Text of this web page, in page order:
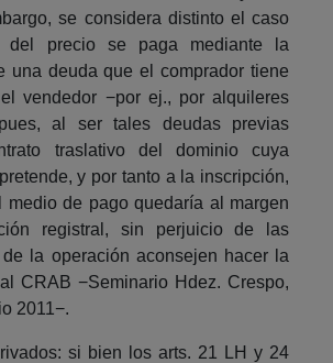
se considera distinto el caso
del precio se paga mediante la
una deuda que el comprador tiene
vendedor −por ej., por alquileres
al ser tales deudas previas
traslativo del dominio cuya
y por tanto a la inscripción,
medio de pago quedaría al margen
registral, sin perjuicio de las
la operación aconsejen hacer la
CRAB −Seminario Hdez. Crespo,
2011−.
si bien los arts. 21 LH y 24